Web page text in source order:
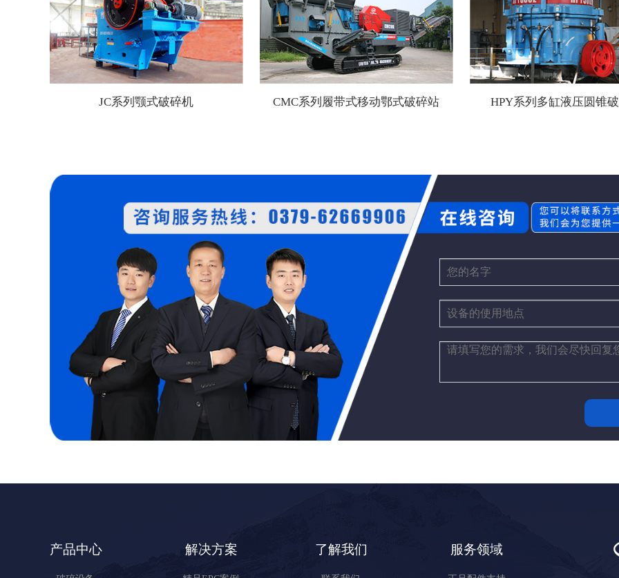
JC系列颚式破碎机 CMC系列履带式移动鄂式破碎站 HPY系列多缸液压圆锥
产品中心 解决方案 了解我们 服务领域